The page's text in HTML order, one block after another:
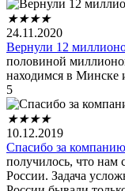
★★★★
24.11.2020
Вернули 12
половиной
находимся в Минске
5
★★★★
10.12.2019
Спасибо за
получилось, что нам
России. Задача